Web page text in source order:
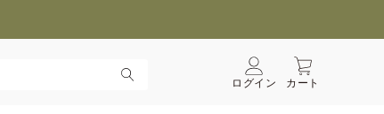
ログイン カート